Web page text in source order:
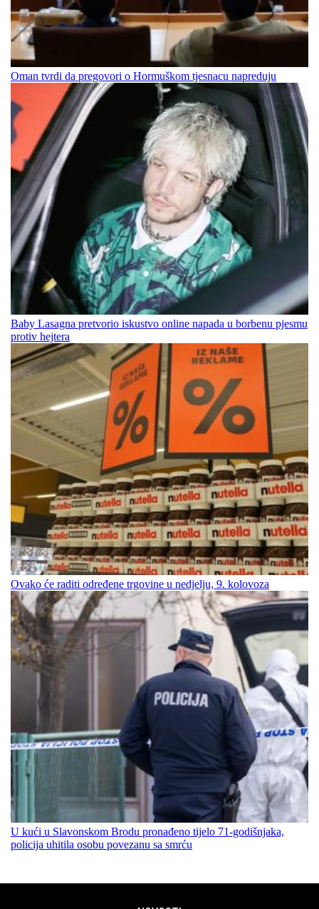
Oman tvrdi da pregovori o Hormuškom tjesnacu napreduju
Baby Lasagna pretvorio iskustvo online napada u borbenu pjesmu
protiv hejtera
Ovako će raditi određene trgovine u nedjelju, 9. kolovoza
U kući u Slavonskom Brodu pronađeno tijelo 71-godišnjaka,
policija uhitila osobu povezanu sa smrću